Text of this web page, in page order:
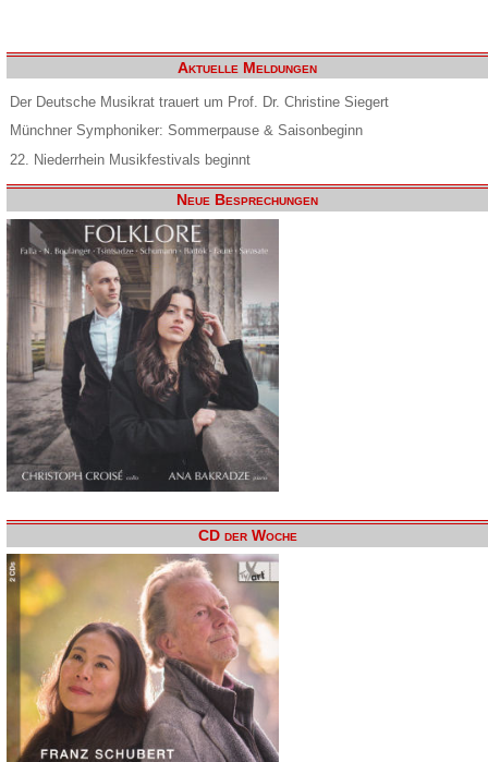
Aktuelle Meldungen
Der Deutsche Musikrat trauert um Prof. Dr. Christine Siegert
Münchner Symphoniker: Sommerpause & Saisonbeginn
22. Niederrhein Musikfestivals beginnt
Neue Besprechungen
CD der Woche